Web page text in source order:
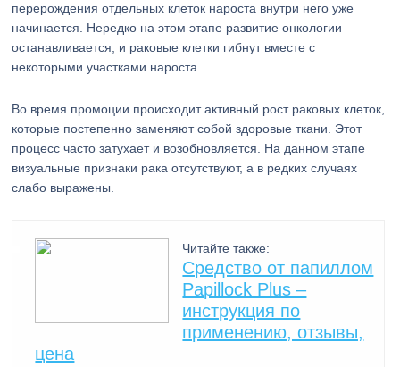
перерождения отдельных клеток нароста внутри него уже
начинается. Нередко на этом этапе развитие онкологии
останавливается, и раковые клетки гибнут вместе с
некоторыми участками нароста.
Во время промоции происходит активный рост раковых клеток,
которые постепенно заменяют собой здоровые ткани. Этот
процесс часто затухает и возобновляется. На данном этапе
визуальные признаки рака отсутствуют, а в редких случаях
слабо выражены.
Читайте также:
Средство от папиллом
Papillock Plus –
инструкция по
применению, отзывы,
цена